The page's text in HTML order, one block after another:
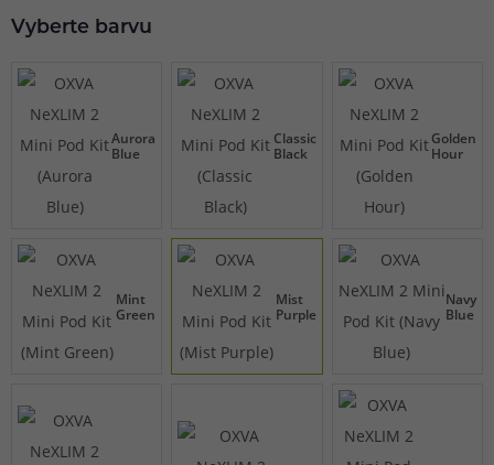
Vyberte barvu
Aurora
Blue
Classic
Black
Golden
Hour
Mint
Green
Mist
Purple
Navy
Blue